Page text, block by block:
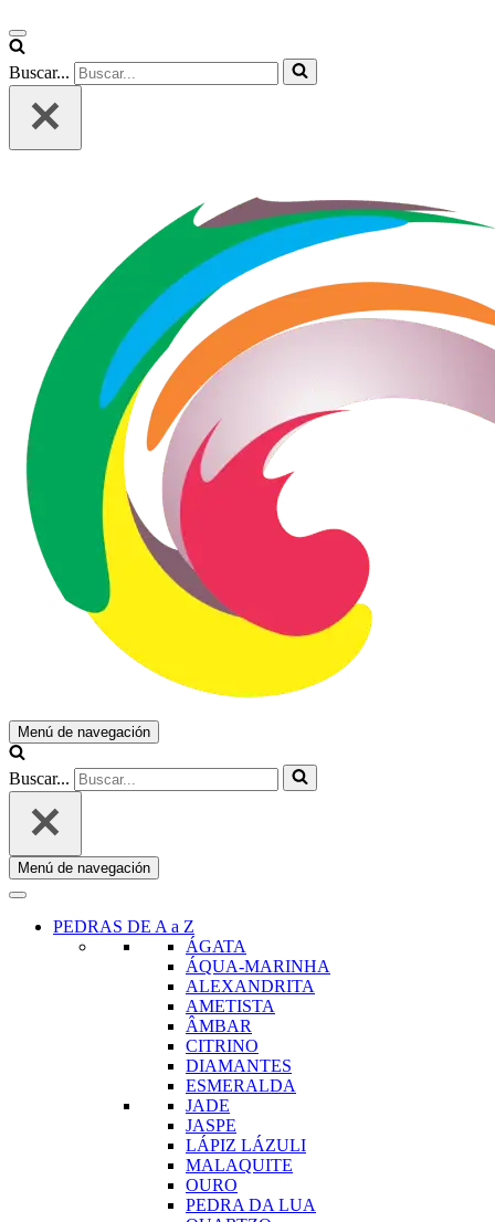
Buscar...
Menú de navegación
Buscar...
Menú de navegación
PEDRAS DE A a Z
ÁGATA
ÁQUA-MARINHA
ALEXANDRITA
AMETISTA
ÂMBAR
CITRINO
DIAMANTES
ESMERALDA
JADE
JASPE
LÁPIZ LÁZULI
MALAQUITE
OURO
PEDRA DA LUA